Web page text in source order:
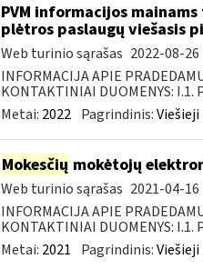
PVM informacijos
plėtros paslaugų viešasis
Web turinio sąrašas 2022-08-26
INFORMACIJA APIE
KONTAKTINIAI DUOMENYS:
Metai: 2022 Pagrindinis:
Mokesčių mokėtojų
Web turinio sąrašas 2021-04-16
INFORMACIJA APIE
KONTAKTINIAI DUOMENYS:
Metai: 2021 Pagrindinis: